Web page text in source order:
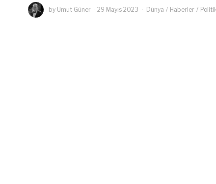
by Umut Güner 29 Mayıs 2023 Dünya / Haberler /